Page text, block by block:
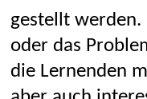
gestellt werden.
oder das
die Lernenden